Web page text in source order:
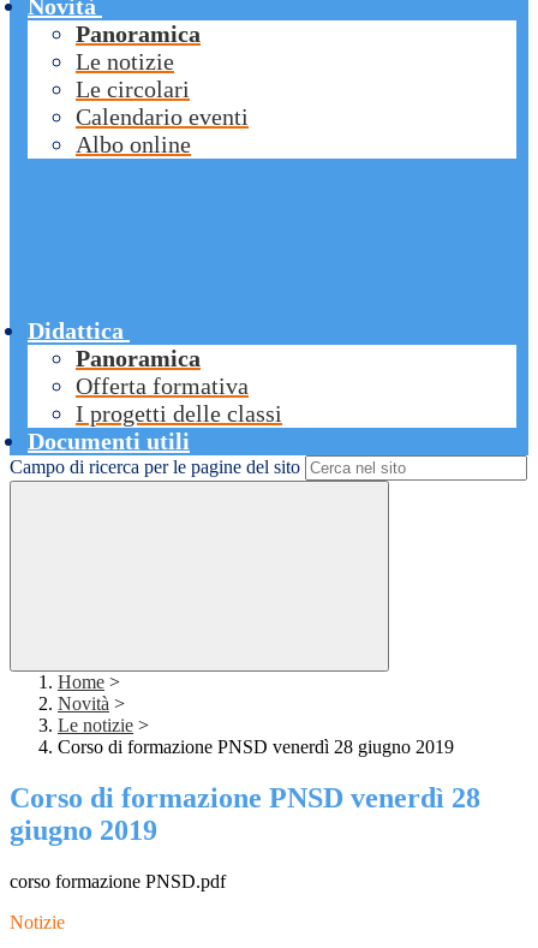
Novità
Panoramica
Le notizie
Le circolari
Calendario eventi
Albo online
Didattica
Panoramica
Offerta formativa
I progetti delle classi
Documenti utili
Campo di ricerca per le pagine del sito
Home >
Novità >
Le notizie >
Corso di formazione PNSD venerdì 28 giugno 2019
Corso di formazione PNSD venerdì 28
giugno 2019
corso formazione PNSD.pdf
Notizie